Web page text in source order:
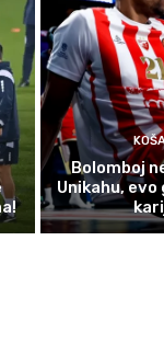
Bolomboj
Unikahu,